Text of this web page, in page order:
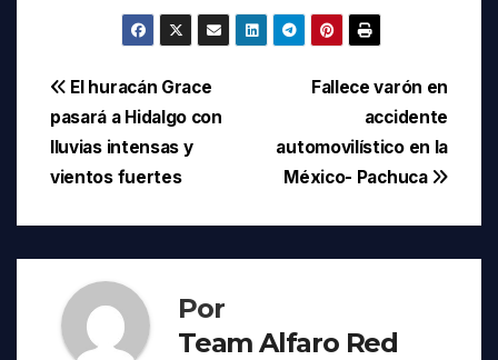
Navegación
de
entradas
Fallece varón en
accidente
automovilístico en la
México- Pachuca
El huracán Grace
pasará a Hidalgo con
lluvias intensas y
vientos fuertes
Por
Team Alfaro Red